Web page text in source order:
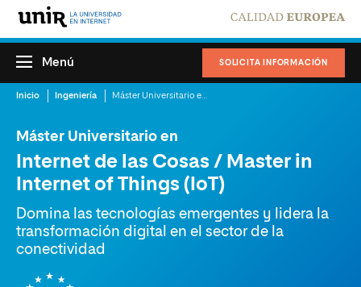
SOLICITA INFORMACIÓN
Menú
Inicio Ingeniería
Máster Universitario en
Internet de las Cosas / Master in
Internet of Things (IoT)
Domina las tecnologías emergentes y lidera la
transformación digital en el sector de la
conectividad